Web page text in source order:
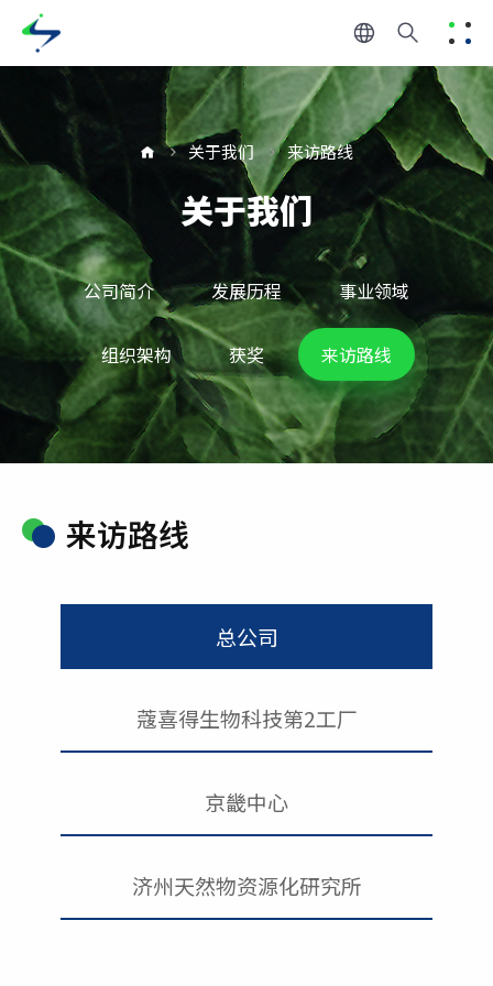
关于我们 来访路线
关于我们
公司简介 发展历程 事业领域
组织架构 获奖 来访路线
来访路线
总公司
蔻喜得生物科技第2工厂
京畿中心
济州天然物资源化研究所